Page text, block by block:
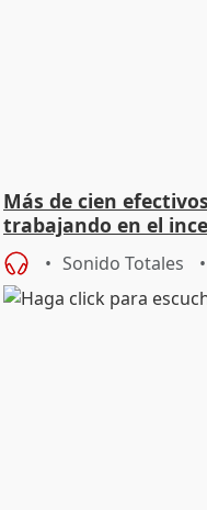
Más de cien
trabajando en el
Sonido Totales